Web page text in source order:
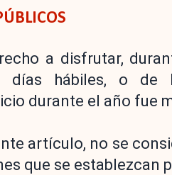
a disfrutar,
días hábiles, o de
durante el año fue
artículo, no se
que se establezcan